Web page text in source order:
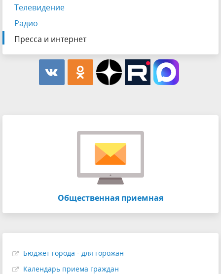
Телевидение
Радио
Пресса и интернет
Общественная приемная
Бюджет города - для горожан
Календарь приема граждан